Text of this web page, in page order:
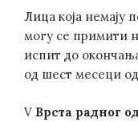
Лица која немају
могу се примити
испит до
од шест месеци
V Врста радног